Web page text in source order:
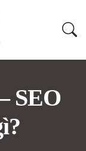
SEO